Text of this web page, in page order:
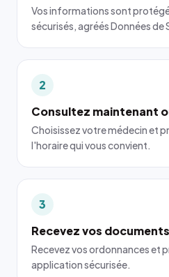
Vos informations sont
sécurisés, agréés Données de
2
Consultez maintenant
Choisissez votre médecin et
l'horaire qui vous convient.
3
Recevez vos documents
Recevez vos ordonnances et
application sécurisée.